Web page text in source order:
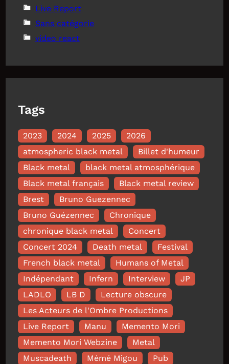
Live Report
Sans catégorie
video react
Tags
2023 2024 2025
2026
atmospheric black metal
Billet d'humeur
Black metal
black metal atmosphérique
Black metal français
Black metal review
Brest
Bruno Guezennec
Bruno Guézennec
Chronique
chronique black metal
Concert
Concert 2024
Death metal
Festival
French black metal
Humans of Metal
Indépendant
Infern Interview
JP
LADLO
LB D
Lecture obscure
Les Acteurs de l'Ombre Productions
Live Report
Manu
Memento Mori
Memento Mori Webzine
Metal
Muscadeath
Mémé Migou
Pub